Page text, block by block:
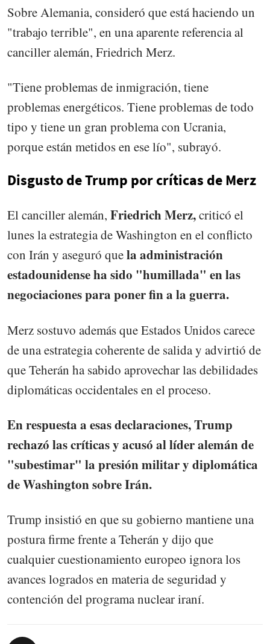
Sobre Alemania, consideró que está haciendo un
"trabajo terrible", en una aparente referencia al
canciller alemán, Friedrich Merz.
"Tiene problemas de inmigración, tiene
problemas energéticos. Tiene problemas de todo
tipo y tiene un gran problema con Ucrania,
porque están metidos en ese lío", subrayó.
Disgusto de Trump por críticas de Merz
El canciller alemán, Friedrich Merz,criticó el
lunes la estrategia de Washington en el conflicto
con Irán y aseguró quela administración
estadounidense ha sido "humillada" en las
negociaciones para poner fin a la guerra.
Merz sostuvo además que Estados Unidos carece
de una estrategia coherente de salida y advirtió de
que Teherán ha sabido aprovechar las debilidades
diplomáticas occidentales en el proceso.
En respuesta a esas declaraciones, Trump
rechazó las críticas y acusó al líder alemán de
"subestimar" la presión militar y diplomática
de Washington sobre Irán.
Trump insistió en que su gobierno mantiene una
postura firme frente a Teherán y dijo que
cualquier cuestionamiento europeo ignora los
avances logrados en materia de seguridad y
contención del programa nuclear iraní.